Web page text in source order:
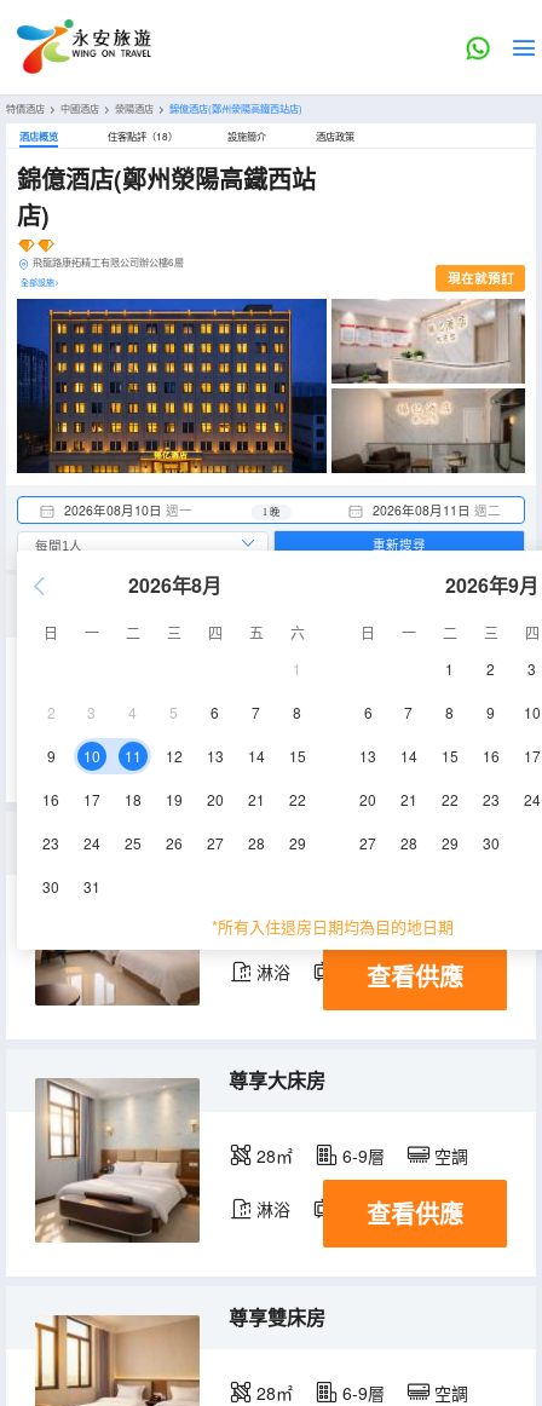
特價酒店 > 中國酒店 > 滎陽酒店 > 錦億酒店(鄭州滎陽高鐵西站店)
酒店概览 住客點評（18） 設施簡介 酒店政策
錦億酒店(鄭州滎陽高鐵西站
店)
飛龍路康拓精工有限公司辦公樓6層
全部設施> 現在就預訂
2026年08月10日 週一 2026年08月11日 週二
1 晚
2026年8月
日 一 二 三 四 五
六
1
2 3 4 5 6 7 8
9 10 11 12 13 14 15
16 17 18 19 20 21 22
23 24 25 26 27 28 29
30 31
2026年9月
日 一 二 三
四
1
2 3
6 7 8 9 10
13 14 15 16 17
20 21 22 23 24
27 28 29 30
*所有入住退房日期均為目的地日期
重新搜尋
空調
優享親子房
28㎡ 6-9層 空調
淋浴 電視機
查看供應
尊享大床房
28㎡ 6-9層 空調
淋浴 電視機
查看供應
尊享雙床房
28㎡ 6-9層 空調